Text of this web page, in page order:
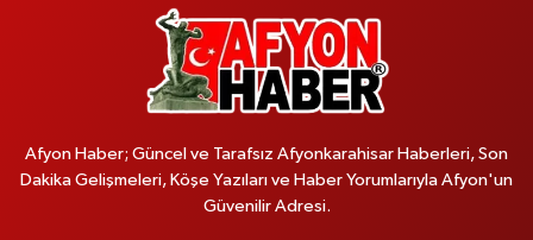
Afyon Haber; Güncel ve Tarafsız Afyonkarahisar Haberleri, Son
Dakika Gelişmeleri, Köşe Yazıları ve Haber Yorumlarıyla Afyon'un
Güvenilir Adresi.